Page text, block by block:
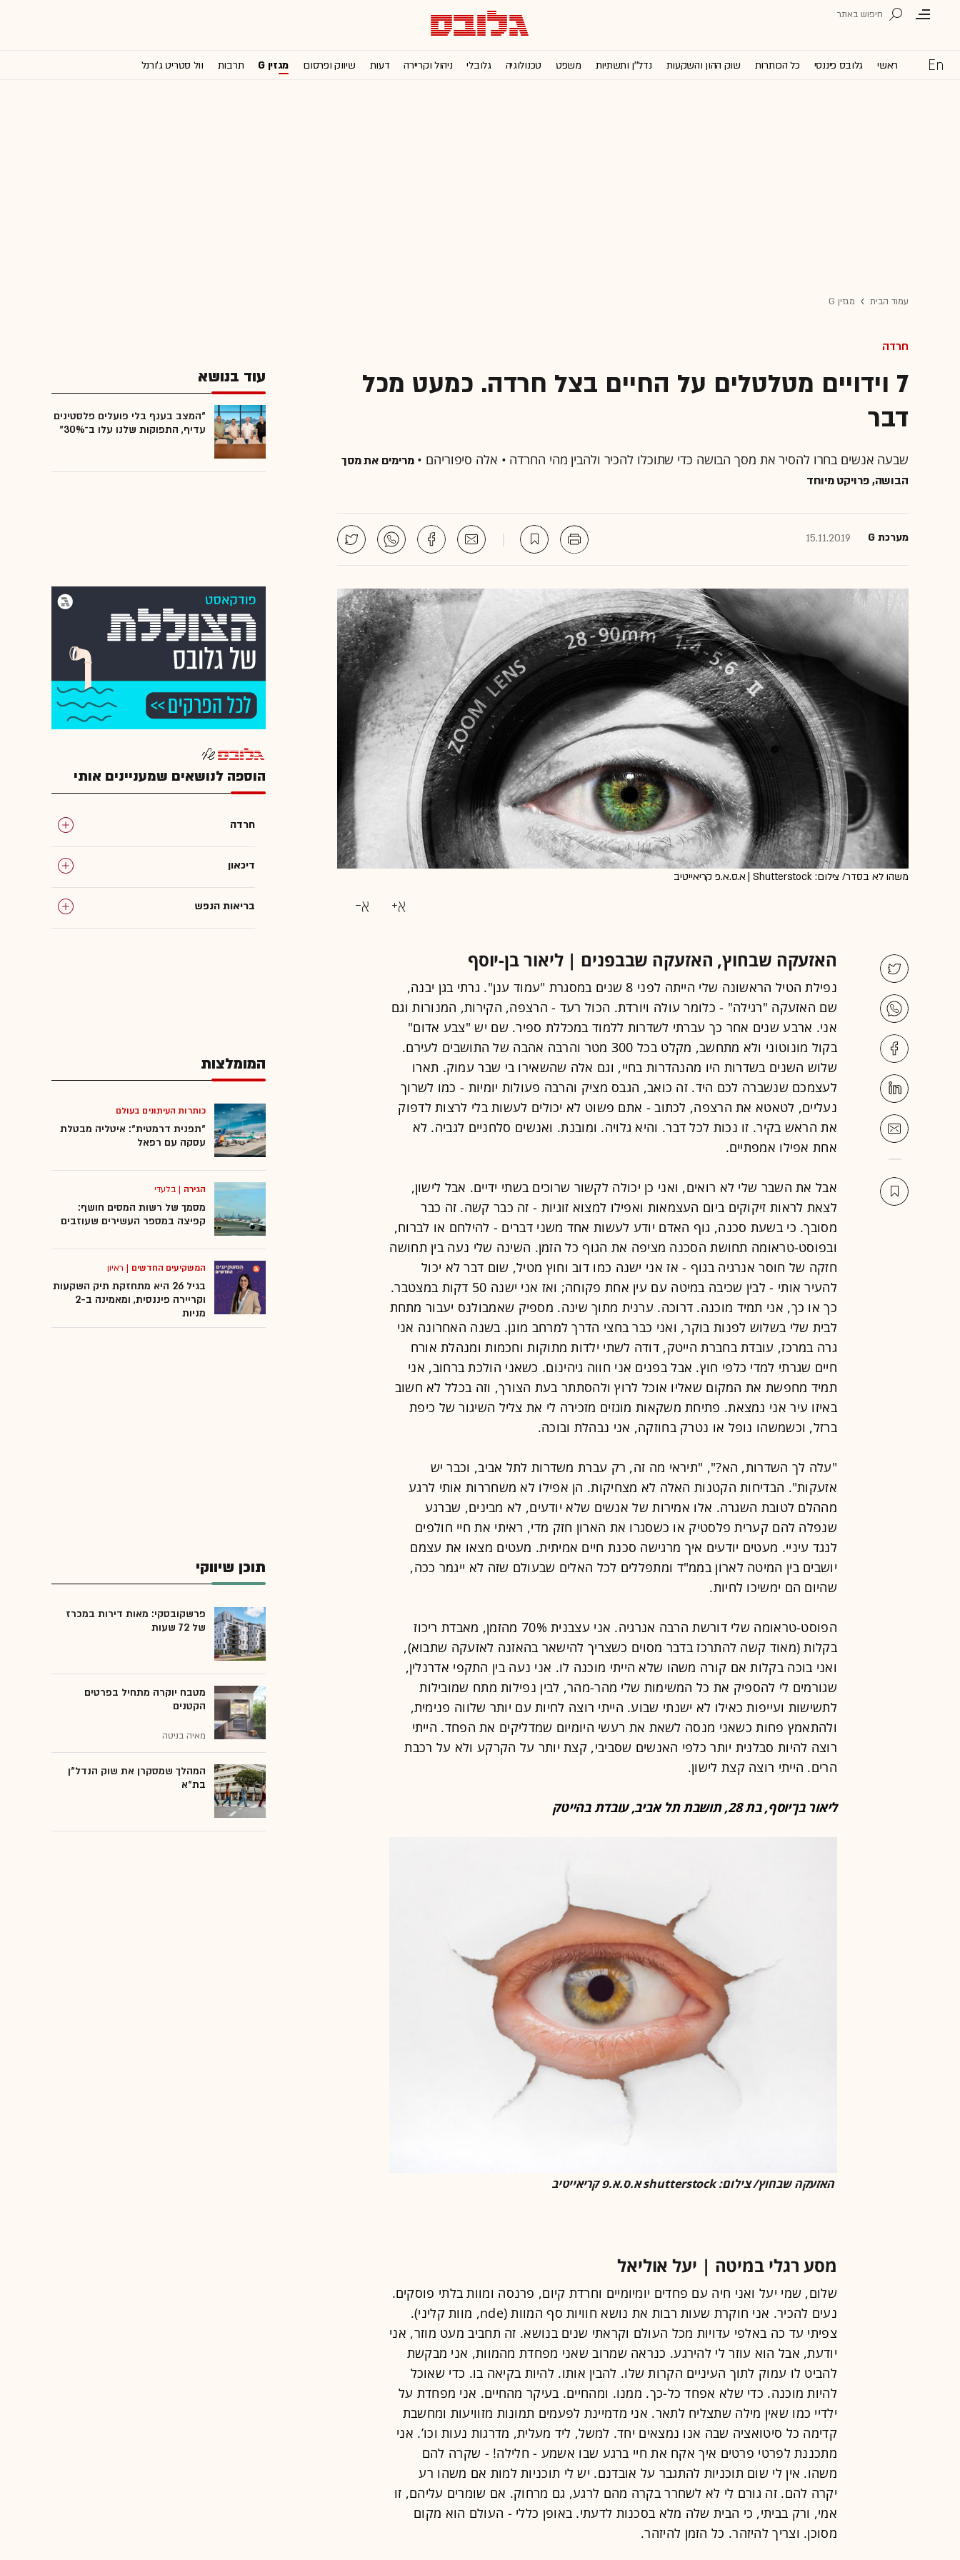
ראשי גלובס פיננסי כל הכותרות שוק ההון והשקעות נדל''ן ותשתיות משפט טכנולוגיה גלובלי ניהול וקריירה דעות שיווק ופרסום מגזין G תרבות וול סטריט ג'ורנל
עמוד הבית מגזין G
חרדה
7 וידויים מטלטלים על החיים בצל חרדה. כמעט מכל
דבר
שבעה אנשים בחרו להסיר את מסך הבושה כדי שתוכלו להכיר ולהבין מהי החרדה • אלה סיפוריהם •מרימים את מסך
הבושה, פרויקט מיוחד
מערכת G 15.11.2019
משהו לא בסדר/ צילום: Shutterstock | א.ס.א.פ קריאייטיב
האזעקה שבחוץ, האזעקה שבבפנים | ליאור בן-יוסף
נפילת הטיל הראשונה שלי הייתה לפני 8 שנים במסגרת "עמוד ענן". גרתי בגן יבנה,
שם האזעקה "רגילה" - כלומר עולה ויורדת. הכול רעד - הרצפה, הקירות, המנורות וגם
אני. ארבע שנים אחר כך עברתי לשדרות ללמוד במכללת ספיר. שם יש "צבע אדום"
בקול מונוטוני ולא מתחשב, מקלט בכל 300 מטר והרבה אהבה של התושבים לעירם.
שלוש השנים בשדרות היו מהנהדרות בחיי, וגם אלה שהשאירו בי שבר עמוק. תארו
לעצמכם שנשברה לכם היד. זה כואב, הגבס מציק והרבה פעולות יומיות - כמו לשרוך
נעליים, לטאטא את הרצפה, לכתוב - אתם פשוט לא יכולים לעשות בלי לרצות לדפוק
את הראש בקיר. זו נכות לכל דבר. והיא גלויה. ומובנת. ואנשים סלחניים לגביה. לא
אחת אפילו אמפתיים.
אבל את השבר שלי לא רואים, ואני כן יכולה לקשור שרוכים בשתי ידיים. אבל לישון,
לצאת לראות זיקוקים ביום העצמאות ואפילו למצוא זוגיות - זה כבר קשה. זה כבר
מסובך. כי בשעת סכנה, גוף האדם יודע לעשות אחד משני דברים - להילחם או לברוח,
ובפוסט-טראומה תחושת הסכנה מציפה את הגוף כל הזמן. השינה שלי נעה בין תחושה
חזקה של חוסר אנרגיה בגוף - אז אני ישנה כמו דוב וחוץ מטיל, שום דבר לא יכול
להעיר אותי - לבין שכיבה במיטה עם עין אחת פקוחה; ואז אני ישנה 50 דקות במצטבר.
כך או כך, אני תמיד מוכנה. דרוכה. ערנית מתוך שינה. מספיק שאמבולנס יעבור מתחת
לבית שלי בשלוש לפנות בוקר, ואני כבר בחצי הדרך למרחב מוגן. בשנה האחרונה אני
גרה במרכז, עובדת בחברת הייטק, דודה לשתי ילדות מתוקות וחכמות ומנהלת אורח
חיים שגרתי למדי כלפי חוץ. אבל בפנים אני חווה גיהינום. כשאני הולכת ברחוב, אני
תמיד מחפשת את המקום שאליו אוכל לרוץ ולהסתתר בעת הצורך, וזה בכלל לא חשוב
באיזו עיר אני נמצאת. פתיחת משקאות מוגזים מזכירה לי את צליל השיגור של כיפת
ברזל, וכשמשהו נופל או נטרק בחוזקה, אני נבהלת ובוכה.
"עלה לך השדרות, הא?", "תיראי מה זה, רק עברת משדרות לתל אביב, וכבר יש
אזעקות". הבדיחות הקטנות האלה לא מצחיקות. הן אפילו לא משחררות אותי לרגע
מההלם לטובת השגרה. אלו אמירות של אנשים שלא יודעים, לא מבינים, שברגע
שנפלה להם קערית פלסטיק או כשסגרו את הארון חזק מדי, ראיתי את חיי חולפים
לנגד עיניי. מעטים יודעים איך מרגישה סכנת חיים אמיתית. מעטים מצאו את עצמם
יושבים בין המיטה לארון בממ"ד ומתפללים לכל האלים שבעולם שזה לא ייגמר ככה,
שהיום הם ימשיכו לחיות.
הפוסט-טראומה שלי דורשת הרבה אנרגיה. אני עצבנית 70% מהזמן, מאבדת ריכוז
בקלות (מאוד קשה להתרכז בדבר מסוים כשצריך להישאר בהאזנה לאזעקה שתבוא),
ואני בוכה בקלות אם קורה משהו שלא הייתי מוכנה לו. אני נעה בין התקפי אדרנלין,
שגורמים לי להספיק את כל המשימות שלי מהר-מהר, לבין נפילות מתח שמובילות
לתשישות ועייפות כאילו לא ישנתי שבוע. הייתי רוצה לחיות עם יותר שלווה פנימית,
ולהתאמץ פחות כשאני מנסה לשאת את רעשי היומיום שמדליקים את הפחד. הייתי
רוצה להיות סבלנית יותר כלפי האנשים שסביבי, קצת יותר על הקרקע ולא על רכבת
הרים. הייתי רוצה קצת לישון.
ליאור בן־יוסף, בת 28, תושבת תל אביב, עובדת בהייטק
האזעקה שבחוץ/ צילום: shutterstock א.ס.א.פ קריאייטיב
מסע רגלי במיטה | יעל אוליאל
שלום, שמי יעל ואני חיה עם פחדים יומיומיים וחרדת קיום, פרנסה ומוות בלתי פוסקים.
נעים להכיר. אני חוקרת שעות רבות את נושא חוויות סף המוות (nde, מוות קליני).
צפיתי עד כה באלפי עדויות מכל העולם וקראתי שנים בנושא. זה תחביב מעט מוזר, אני
יודעת, אבל הוא עוזר לי להירגע. כנראה שמרוב שאני מפחדת מהמוות, אני מבקשת
להביט לו עמוק לתוך העיניים הקרות שלו. להבין אותו. להיות בקיאה בו. כדי שאוכל
להיות מוכנה. כדי שלא אפחד כל-כך. ממנו. ומהחיים. בעיקר מהחיים. אני מפחדת על
ילדיי כמו שאין מילה שתצליח לתאר. אני מדמיינת לפעמים תמונות מזוויעות ומחשבת
קדימה כל סיטואציה שבה אנו נמצאים יחד. למשל, ליד מעלית, מדרגות נעות וכו’. אני
מתכננת לפרטי פרטים איך אקח את חיי ברגע שבו אשמע - חלילה! - שקרה להם
משהו. אין לי שום תוכניות להתגבר על אובדנם. יש לי תוכניות למות אם משהו רע
יקרה להם. זה גורם לי לא לשחרר בקרה מהם לרגע, גם מרחוק. אם שומרים עליהם, זו
אמי, ורק בביתי, כי הבית שלה מלא בסכנות לדעתי. באופן כללי - העולם הוא מקום
מסוכן. וצריך להיזהר. כל הזמן להיזהר.
עוד בנושא
"המצב בענף בלי פועלים פלסטינים
עדיף, התפוקות שלנו עלו ב־30%"
הוספה לנושאים שמעניינים אותי
חרדה
דיכאון
בריאות הנפש
המומלצות
כותרות העיתונים בעולם
"תפנית דרמטית": איטליה מבטלת
עסקה עם רפאל
הגירה |בלעדי
מסמך של רשות המסים חושף:
קפיצה במספר העשירים שעוזבים
המשקיעים החדשים | ראיון
בגיל 26 היא מתחזקת תיק השקעות
וקריירה פיננסית, ומאמינה ב-2
מניות
תוכן שיווקי
פרשקובסקי: מאות דירות במכרז
של 72 שעות
מטבח יוקרה מתחיל בפרטים
הקטנים
מאיה בניטה
המהלך שמסקרן את שוק הנדל"ן
בת"א